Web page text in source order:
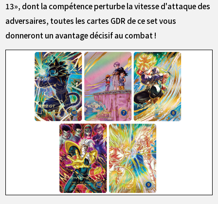
13», dont la compétence perturbe la vitesse d'attaque des
adversaires, toutes les cartes GDR de ce set vous
donneront un avantage décisif au combat !